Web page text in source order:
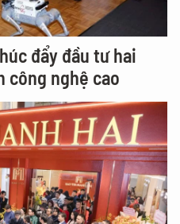
đẩy đầu tư hai
công nghệ cao